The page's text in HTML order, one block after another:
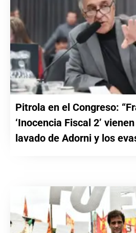
Pitrola en el Congreso:
‘Inocencia Fiscal 2’
lavado de Adorni y los